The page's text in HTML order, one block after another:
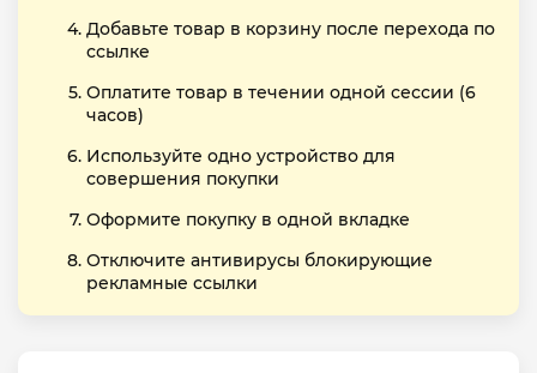
Добавьте товар в корзину после перехода по
ссылке
Оплатите товар в течении одной сессии (6
часов)
Используйте одно устройство для
совершения покупки
Оформите покупку в одной вкладке
Отключите антивирусы блокирующие
рекламные ссылки